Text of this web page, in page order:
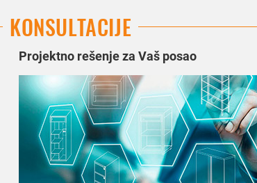
KONSULTACIJE
Projektno rešenje za Vaš posao